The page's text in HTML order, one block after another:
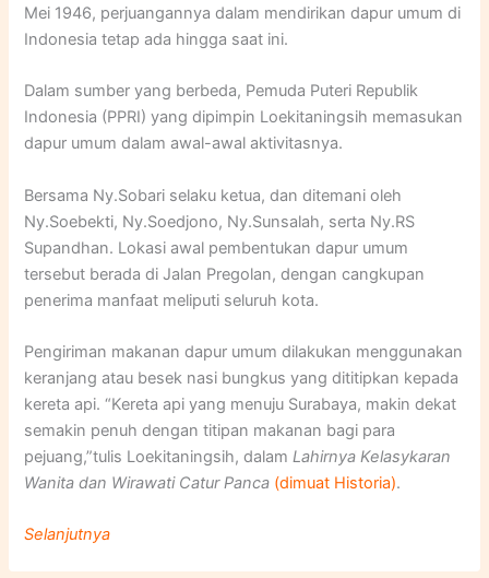
Mei 1946, perjuangannya dalam mendirikan dapur umum di
Indonesia tetap ada hingga saat ini.
Dalam sumber yang berbeda, Pemuda Puteri Republik
Indonesia (PPRI) yang dipimpin Loekitaningsih memasukan
dapur umum dalam awal-awal aktivitasnya.
Bersama Ny.Sobari selaku ketua, dan ditemani oleh
Ny.Soebekti, Ny.Soedjono, Ny.Sunsalah, serta Ny.RS
Supandhan. Lokasi awal pembentukan dapur umum
tersebut berada di Jalan Pregolan, dengan cangkupan
penerima manfaat meliputi seluruh kota.
Pengiriman makanan dapur umum dilakukan menggunakan
keranjang atau besek nasi bungkus yang dititipkan kepada
kereta api. “Kereta api yang menuju Surabaya, makin dekat
semakin penuh dengan titipan makanan bagi para
pejuang,”tulis Loekitaningsih, dalamLahirnya Kelasykaran
Wanita dan Wirawati Catur Panca (dimuat Historia).
Selanjutnya